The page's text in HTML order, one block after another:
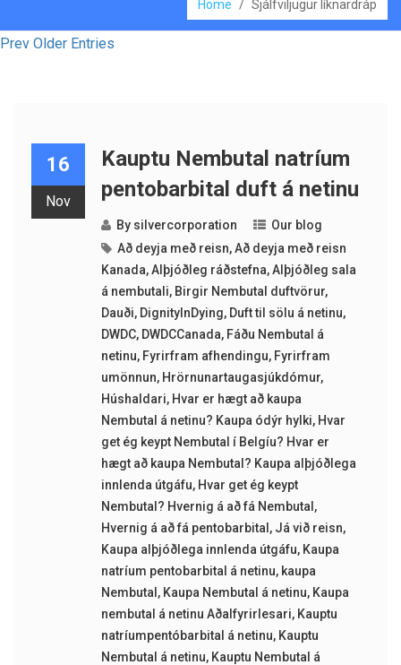
Home / Sjálfviljugur líknardráp
Prev Older Entries
16
Nov
Kauptu Nembutal natríum
pentobarbital duft á netinu
By silvercorporation
Our blog
Að deyja með reisn,Að deyja með reisn
Kanada,Alþjóðleg ráðstefna,Alþjóðleg sala
á nembutali, Birgir Nembutal duftvörur,
Dauði, DignityInDying, Duft til sölu á netinu,
DWDC, DWDCCanada, Fáðu Nembutal á
netinu, Fyrirfram afhendingu, Fyrirfram
umönnun, Hrörnunartaugasjúkdómur,
Húshaldari, Hvar er hægt að kaupa
Nembutal á netinu? Kaupa ódýr hylki, Hvar
get ég keypt Nembutal í Belgíu? Hvar er
hægt að kaupa Nembutal? Kaupa alþjóðlega
innlenda útgáfu, Hvar get ég keypt
Nembutal? Hvernig á að fá Nembutal ,
Hvernig á að fá pentobarbital , Já við reisn,
Kaupa alþjóðlega innlenda útgáfu, Kaupa
natríum pentobarbital á netinu, kaupa
Nembutal , Kaupa Nembutal á netinu, Kaupa
nembutal á netinu Aðalfyrirlesari, Kauptu
natríumpentóbarbital á netinu, Kauptu
Nembutal á netinu, Kauptu Nembutal á